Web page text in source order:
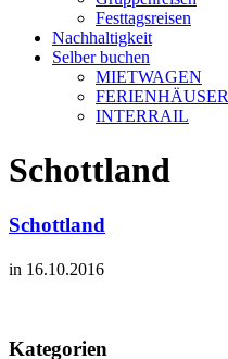
Festtagsreisen
Nachhaltigkeit
Selber buchen
MIETWAGEN
FERIENHÄUSER
INTERRAIL
Schottland
Schottland
in 16.10.2016
Kategorien